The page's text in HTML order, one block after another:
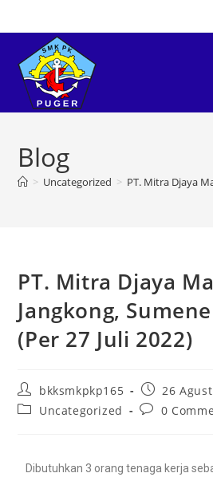
Blog
> Uncategorized > PT. Mitra Djaya
PT. Mitra Djaya
Jangkong,
(Per 27 Juli 2022)
bkksmkpkp165
26
Uncategorized
0
Dibutuhkan 3 orang tenaga kerja